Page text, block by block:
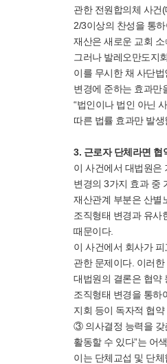
관한 전원합의체 사건
2/3이상의 찬성을 통
재산은 새로운 교회
그러나 발레오만도지
이를 무시한 채 사단
변경에 준하는 효과만
“법인이나 법인 아닌
따른 법률 효과만 발
3. 근로자 단체라면 협
이 사건에서 대법원은
변경의 3가지 효과 중
재산관계 부분은 산별
조직형태 변경과 유사
때문이다.
이 사건에서 회사가
관한 문제이다. 이러
대법원의 결론은 협약
조직형태 변경을 통하
지회 등이 독자적 협
③ 의사결정 능력을 갖
활동할 수 있다”는 어
이는 단체교섭 및 단